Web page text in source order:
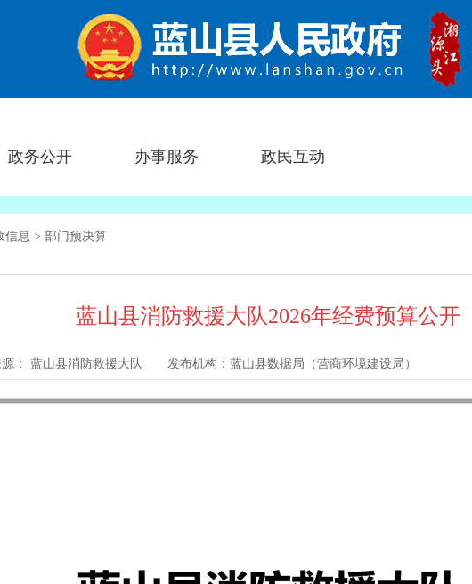
政务公开 办事服务 政民互动
信息 > 部门预决算
蓝山县消防救援大队2026年经费预算公开
： 蓝山县消防救援大队 发布机构： 蓝山县数据局（营商环境建设局）